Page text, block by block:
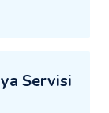
Servisi